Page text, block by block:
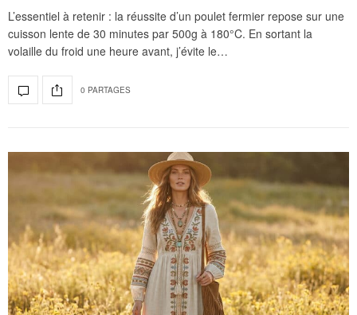
L’essentiel à retenir : la réussite d’un poulet fermier repose sur une
cuisson lente de 30 minutes par 500g à 180°C. En sortant la
volaille du froid une heure avant, j’évite le…
0 PARTAGES